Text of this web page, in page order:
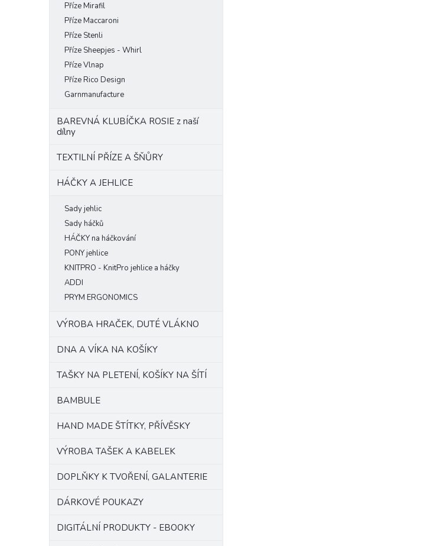
Příze Mirafil
Příze Maccaroni
Příze Stenli
Příze Sheepjes - Whirl
Příze Vlnap
Příze Rico Design
Garnmanufacture
BAREVNÁ KLUBÍČKA ROSIE z naší
dílny
TEXTILNÍ PŘÍZE A ŠŇŮRY
HÁČKY A JEHLICE
Sady jehlic
Sady háčků
HÁČKY na háčkování
PONY jehlice
KNITPRO - KnitPro jehlice a háčky
ADDI
PRYM ERGONOMICS
VÝROBA HRAČEK, DUTÉ VLÁKNO
DNA A VÍKA NA KOŠÍKY
TAŠKY NA PLETENÍ, KOŠÍKY NA ŠÍTÍ
BAMBULE
HAND MADE ŠTÍTKY, PŘÍVĚSKY
VÝROBA TAŠEK A KABELEK
DOPLŇKY K TVOŘENÍ, GALANTERIE
DÁRKOVÉ POUKAZY
DIGITÁLNÍ PRODUKTY - EBOOKY